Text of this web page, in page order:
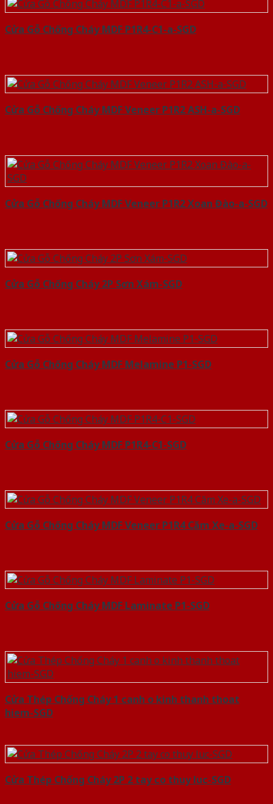
Cửa Gỗ Chống Cháy MDF P1R4-C1-a-SGD
Cửa Gỗ Chống Cháy MDF Veneer P1R2 ASH-a-SGD
Cửa Gỗ Chống Cháy MDF Veneer P1R2 Xoan Đào-a-SGD
Cửa Gỗ Chống Cháy 2P Sơn Xám-SGD
Cửa Gỗ Chống Cháy MDF Melamine P1-SGD
Cửa Gỗ Chống Cháy MDF P1R4-C1-SGD
Cửa Gỗ Chống Cháy MDF Veneer P1R4 Căm Xe-a-SGD
Cửa Gỗ Chống Cháy MDF Laminate P1-SGD
Cửa Thép Chống Cháy 1 canh o kinh thanh thoat
hiem-SGD
Cửa Thép Chống Cháy 2P 2 tay co thuy luc-SGD